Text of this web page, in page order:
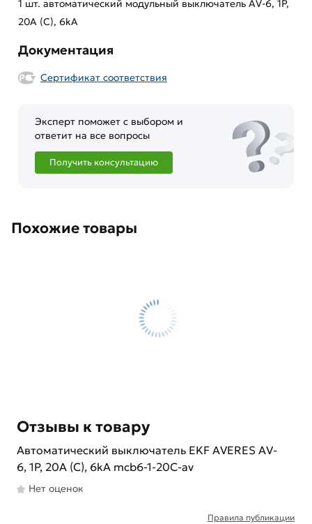
1 шт. автоматический модульный выключатель AV-6, 1P,
20A (С), 6kA
Документация
Сертификат соответствия
Эксперт поможет с выбором и
ответит на все вопросы
Получить консультацию
Похожие товары
Отзывы к товару
Автоматический выключатель EKF AVERES AV-
6, 1P, 20A (С), 6kA mcb6-1-20C-av
Нет оценок
Правила публикации